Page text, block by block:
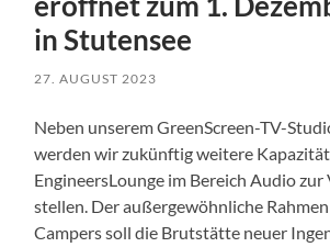
in Stutensee
27. AUGUST 2023
Neben unserem GreenScreen-TV-
werden wir zukünftig weitere
EngineersLounge im Bereich Audio zur
stellen. Der außergewöhnliche
Campers soll die Brutstätte neuer